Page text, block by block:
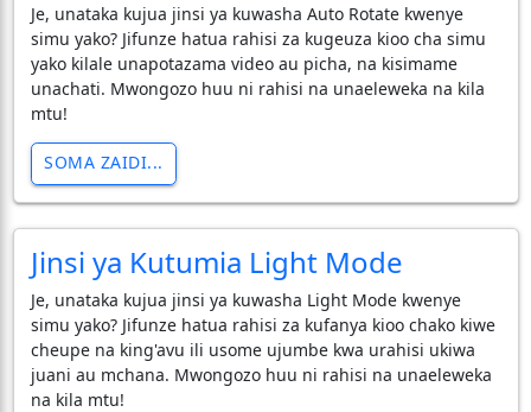
Je, unataka kujua jinsi ya kuwasha Auto Rotate kwenye
simu yako? Jifunze hatua rahisi za kugeuza kioo cha simu
yako kilale unapotazama video au picha, na kisimame
unachati. Mwongozo huu ni rahisi na unaeleweka na kila
mtu!
SOMA ZAIDI...
Jinsi ya Kutumia Light Mode
Je, unataka kujua jinsi ya kuwasha Light Mode kwenye
simu yako? Jifunze hatua rahisi za kufanya kioo chako kiwe
cheupe na king'avu ili usome ujumbe kwa urahisi ukiwa
juani au mchana. Mwongozo huu ni rahisi na unaeleweka
na kila mtu!